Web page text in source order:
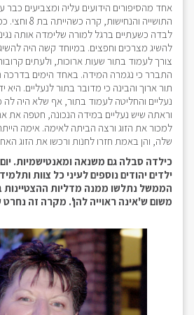
אחד מהסיפורים הידועים עליה ומצביעים
התושייה
לבדה כשעתיים ברגל למורה שלימדה אותה
להשיג מצרכים וחפצים. במיוחד קשה היה להשיג
צורך לעמוד בתור שעות ארוכות, ולעתים
התברר כי נגמרה המידה. באחד הימים בדרכה
תור ארוך והבינה כי מדובר בתור לנעליים.
נעליים והחליטה לעמוד בתור, אף שלא היה
וראתה שיש נעליים במידה הנכונה, חטפה את
למכור את הזוג ורצה הביתה לאימה. אימה
שלה, והן באמת חזרו לחנות ורכשו את הזוג
כילדה סבלה גם משנאה ומאנטישמיות.
ילדים יהודים נוספים לעיני כל צוות
הממשל נתלשו ממנה מדליות ההצטיינות
משום ש'אינה ראוייה להן'. מקרה זה